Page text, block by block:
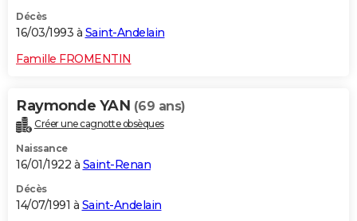
Décès
16/03/1993 à Saint-Andelain
Famille FROMENTIN
Raymonde YAN (69 ans)
Créer une cagnotte obsèques
Naissance
16/01/1922 à Saint-Renan
Décès
14/07/1991 à Saint-Andelain